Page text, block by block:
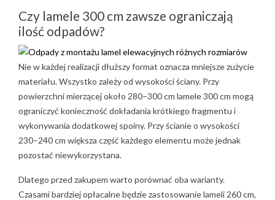
Czy lamele 300 cm zawsze ograniczają
ilość odpadów?
Nie w każdej realizacji dłuższy format oznacza mniejsze zużycie
materiału. Wszystko zależy od wysokości ściany. Przy
powierzchni mierzącej około 280–300 cm lamele 300 cm mogą
ograniczyć konieczność dokładania krótkiego fragmentu i
wykonywania dodatkowej spoiny. Przy ścianie o wysokości
230–240 cm większa część każdego elementu może jednak
pozostać niewykorzystana.
Dlatego przed zakupem warto porównać oba warianty.
Czasami bardziej opłacalne będzie zastosowanie lameli 260 cm,